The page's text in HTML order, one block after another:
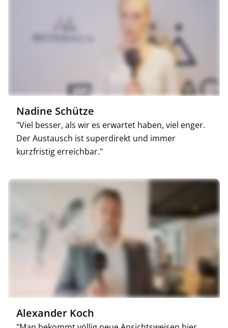
Nadine Schütze
"Viel besser, als wir es erwartet haben, viel enger.
Der Austausch ist superdirekt und immer
kurzfristig erreichbar."
Alexander Koch